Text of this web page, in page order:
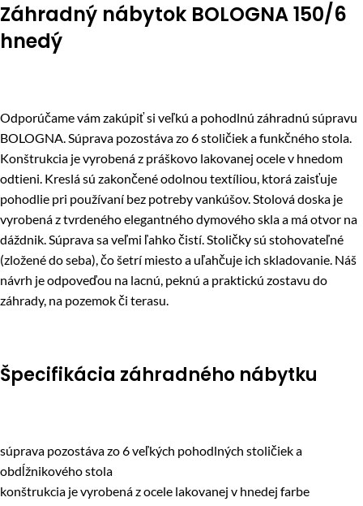
Záhradný nábytok BOLOGNA 150/6
hnedý
Odporúčame vám zakúpiť si veľkú a pohodlnú záhradnú súpravu
BOLOGNA. Súprava pozostáva zo 6 stoličiek a funkčného stola.
Konštrukcia je vyrobená z práškovo lakovanej ocele v hnedom
odtieni. Kreslá sú zakončené odolnou textíliou, ktorá zaisťuje
pohodlie pri používaní bez potreby vankúšov. Stolová doska je
vyrobená z tvrdeného elegantného dymového skla a má otvor na
dáždnik. Súprava sa veľmi ľahko čistí. Stoličky sú stohovateľné
(zložené do seba), čo šetrí miesto a uľahčuje ich skladovanie. Náš
návrh je odpoveďou na lacnú, peknú a praktickú zostavu do
záhrady, na pozemok či terasu.
Špecifikácia záhradného nábytku
súprava pozostáva zo 6 veľkých pohodlných stoličiek a
obdĺžnikového stola
konštrukcia je vyrobená z ocele lakovanej v hnedej farbe